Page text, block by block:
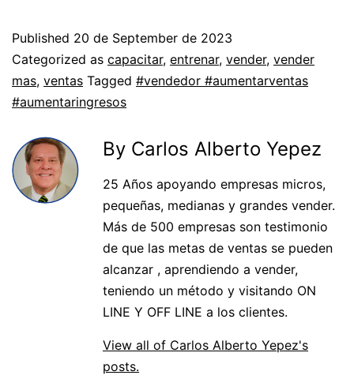
Published 20 de September de 2023
Categorized as capacitar, entrenar, vender, vender
mas, ventas Tagged #vendedor #aumentarventas
#aumentaringresos
By Carlos Alberto Yepez
25 Años apoyando empresas micros,
pequeñas, medianas y grandes vender.
Más de 500 empresas son testimonio
de que las metas de ventas se pueden
alcanzar , aprendiendo a vender,
teniendo un método y visitando ON
LINE Y OFF LINE a los clientes.
View all of Carlos Alberto Yepez's
posts.